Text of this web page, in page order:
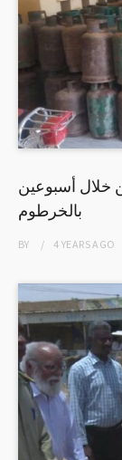
خلال أسبوعين
بالخرطوم
BY 4 YEARSAGO